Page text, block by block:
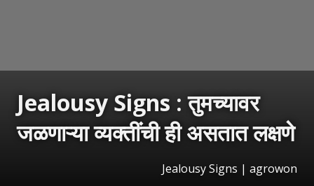
Jealousy Signs : तुमच्यावर
जळणाऱ्या व्यक्तींची ही असतात लक्षणे
Jealousy Signs | agrowon